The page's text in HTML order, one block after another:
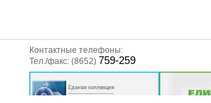
Контактные телефоны:
Тел./факс: (8652) 759-259